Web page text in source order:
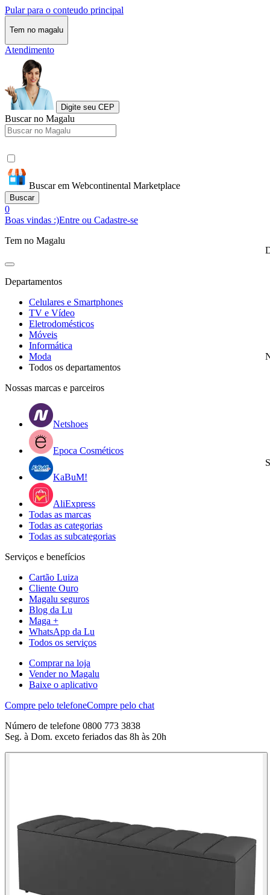
Pular para o conteudo principal
Tem no magalu
Atendimento
Digite seu CEP
Buscar no Magalu
Buscar em Webcontinental Marketplace
Buscar
0
Boas vindas :)Entre ou Cadastre-se
Tem no Magalu
Departamentos
Celulares e Smartphones
TV e Vídeo
Eletrodomésticos
Móveis
Informática
Moda
Todos os departamentos
Nossas marcas e parceiros
Netshoes
Epoca Cosméticos
KaBuM!
AliExpress
Todas as marcas
Todas as categorias
Todas as subcategorias
Serviços e benefícios
Cartão Luiza
Cliente Ouro
Magalu seguros
Blog da Lu
Maga +
WhatsApp da Lu
Todos os serviços
Comprar na loja
Vender no Magalu
Baixe o aplicativo
Compre pelo telefoneCompre pelo chat
Número de telefone 0800 773 3838
Seg. à Dom. exceto feriados das 8h às 20h